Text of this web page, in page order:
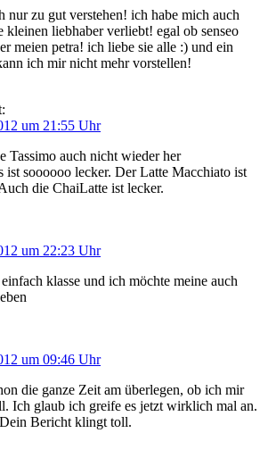
nur zu gut verstehen! ich habe mich auch
kleinen liebhaber verliebt! egal ob senseo
meien petra! ich liebe sie alle :) und ein
ich mir nicht mehr vorstellen!
um 21:55 Uhr
Tassimo auch nicht wieder her
ist soooooo lecker. Der Latte Macchiato ist
die ChaiLatte ist lecker.
um 22:23 Uhr
klasse und ich möchte meine auch
um 09:46 Uhr
die ganze Zeit am überlegen, ob ich mir
Ich glaub ich greife es jetzt wirklich mal an.
Bericht klingt toll.